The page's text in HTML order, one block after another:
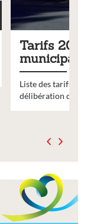
municipaux,
du 19 décembre